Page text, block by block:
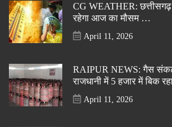
CG WEATHER:
रहेगा आज का मौसम …
April 11, 2026
RAIPUR NEWS: गैस संकट
राजधानी में 5 हजार में बिक
April 11, 2026